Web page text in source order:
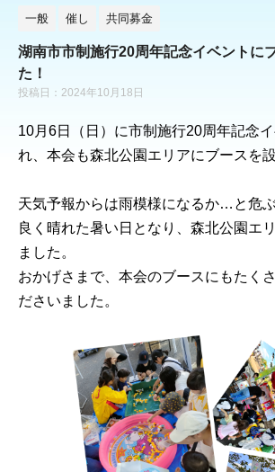
一般 催し 共同募金
湖南市市制施行20周年記念イベントに
た！
投稿日：2024年10月18日
10月6日（日）に市制施行20周年記念
れ、本会も森北公園エリアにブースを設
天気予報からは雨模様になるか…と危ぶ
良く晴れた暑い日となり、森北公園エ
ました。
おかげさまで、本会のブースにもたく
ださいました。